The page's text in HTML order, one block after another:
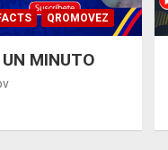
QROMOVEZ
MINUTO